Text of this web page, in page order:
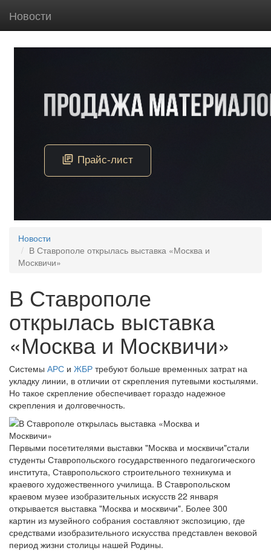
Новости
Новости
В Ставрополе открылась выставка «Москва и
Москвичи»
В Ставрополе
открылась выставка
«Москва и Москвичи»
Системы АРС и ЖБР требуют больше временных затрат на
укладку линии, в отличии от скрепления путевыми костылями.
Но такое скрепление обеспечивает гораздо надежное
скрепления и долговечность.
Первыми посетителями выставки "Москва и москвичи"стали
студенты Ставропольского государственного педагогического
института, Ставропольского строительного техникума и
краевого художественного училища. В Ставропольском
краевом музее изобразительных искусств 22 января
открывается выставка "Москва и москвичи". Более 300
картин из музейного собрания составляют экспозицию, где
средствами изобразительного искусства представлен вековой
период жизни столицы нашей Родины.